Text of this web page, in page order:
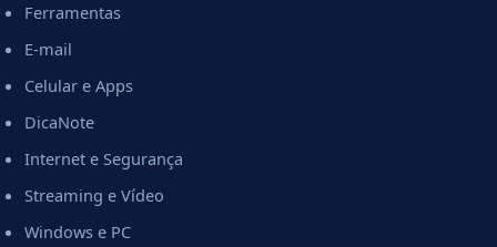
Ferramentas
E-mail
Celular e Apps
DicaNote
Internet e Segurança
Streaming e Vídeo
Windows e PC